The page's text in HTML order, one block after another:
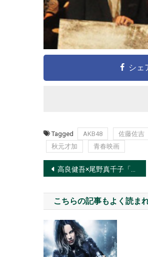
シェ
Tagged AKB48 佐藤佐吉
秋元才加
青春映画
投
稿
ナ
ビ
ゲ
高良健吾×尾野真千子「きみはいい子」映画化で初共演
こちらの記事もよく読ま